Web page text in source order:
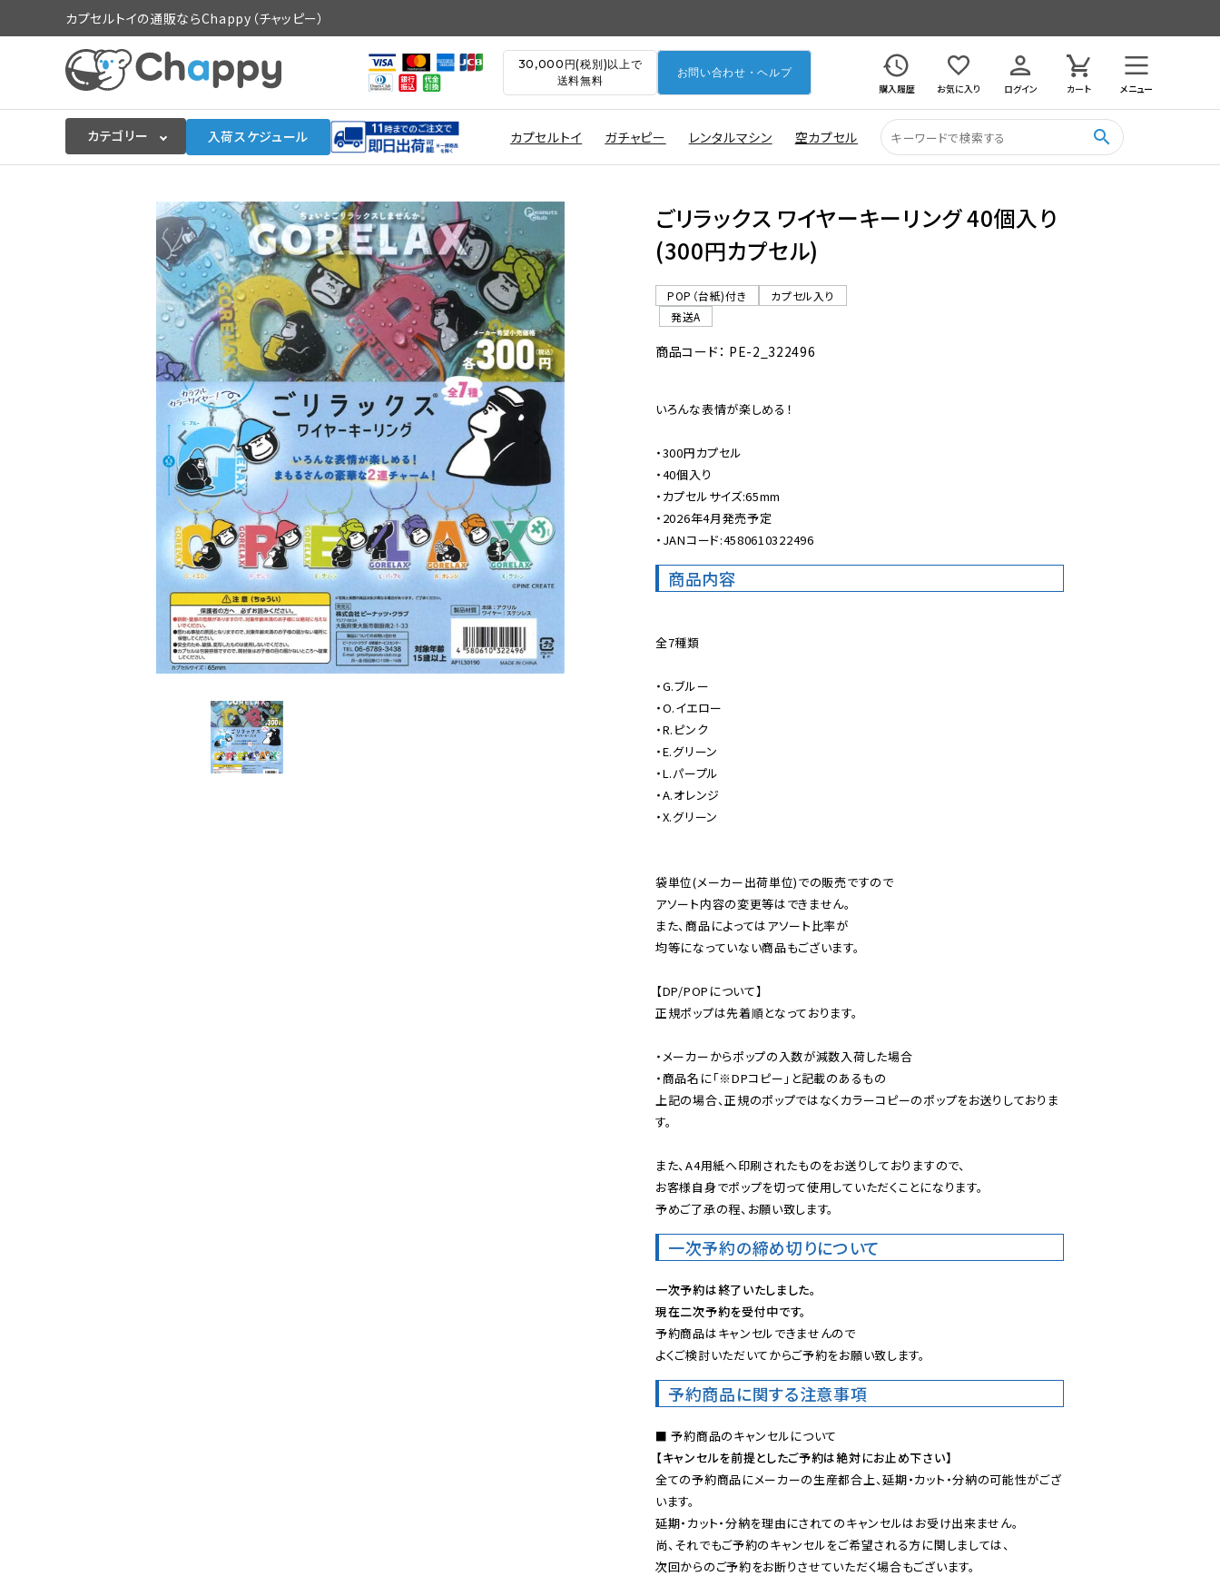
カプセルトイの通販ならChappy（チャッピー）
30,000円(税別)以上で
送料無料
お問い合わせ・ヘルプ
購入履歴
お気に入り ログイン カート メニュー
カテゴリー 入荷スケジュール カプセルトイ ガチャピー レンタルマシン 空カプセル search
入荷スケジュールをチェック
カプセルトイマシン本体
販促用カプセルトイ
よくあるご質問
ご利用ガイド
06-6282-7659
ごリラックス ワイヤーキーリング 40個入り
(300円カプセル)
POP（台紙)付き
カプセル入り
発送A
商品コード： PE-2_322496
いろんな表情が楽しめる！
・300円カプセル
・40個入り
・カプセルサイズ:65mm
・2026年4月発売予定
・JANコード:4580610322496
商品内容
全7種類
・G.ブルー
・O.イエロー
・R.ピンク
・E.グリーン
・L.パープル
・A.オレンジ
・X.グリーン
袋単位(メーカー出荷単位)での販売ですので
アソート内容の変更等はできません。
また、商品によってはアソート比率が
均等になっていない商品もございます。
【DP/POPについて】
正規ポップは先着順となっております。
・メーカーからポップの入数が減数入荷した場合
・商品名に「※DPコピー」と記載のあるもの
上記の場合、正規のポップではなくカラーコピーのポップをお送りしておりま
す。
また、A4用紙へ印刷されたものをお送りしておりますので、
お客様自身でポップを切って使用していただくことになります。
予めご了承の程、お願い致します。
一次予約の締め切りについて
一次予約は終了いたしました。
現在二次予約を受付中です。
予約商品はキャンセルできませんので
よくご検討いただいてからご予約をお願い致します。
予約商品に関する注意事項
【キャンセルを前提としたご予約は絶対にお止め下さい】
全ての予約商品にメーカーの生産都合上、延期・カット・分納の可能性がござ
います。
延期・カット・分納を理由にされてのキャンセルはお受け出来ません。
尚、それでもご予約のキャンセルをご希望される方に関しましては、
次回からのご予約をお断りさせていただく場合もございます。